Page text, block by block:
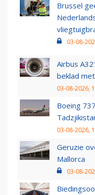
Brussel
03-08-
Airbus
beklad
03-08-2026,
Boeing
03-08-2026,
Geruzie
Mallorca
03-08-